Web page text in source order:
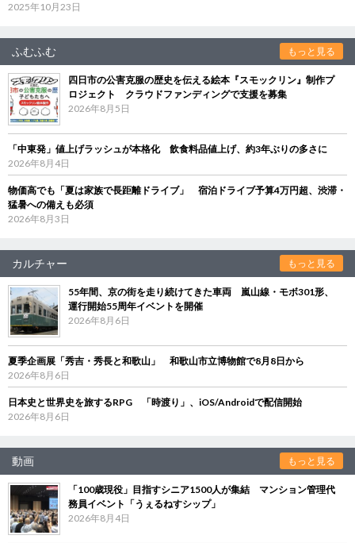
2025年10月23日
ふむふむ もっと見る
四日市の公害克服の歴史を伝える絵本『スモックリン』制作プ
ロジェクト クラウドファンディングで支援を募集
2026年8月5日
「中東発」値上げラッシュが本格化 飲食料品値上げ、約3年ぶりの多さに
2026年8月4日
物価高でも「夏は家族で長距離ドライブ」 宿泊ドライブ予算4万円超、渋滞・
猛暑への備えも必須
2026年8月3日
カルチャー もっと見る
55年間、京の街を走り続けてきた車両 嵐山線・モボ301形、
運行開始55周年イベントを開催
2026年8月6日
夏季企画展「秀吉・秀長と和歌山」 和歌山市立博物館で8月8日から
2026年8月6日
日本史と世界史を旅するRPG 「時渡り」、iOS/Androidで配信開始
2026年8月6日
動画 もっと見る
「100歳現役」目指すシニア1500人が集結 マンション管理代
務員イベント「うぇるねすシップ」
2026年8月4日